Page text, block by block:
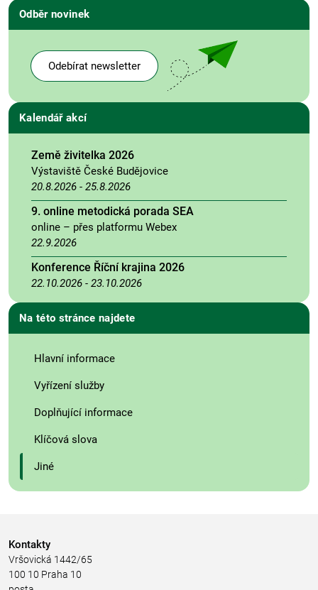
Odběr novinek
Odebírat newsletter
Kalendář akcí
Země živitelka 2026
Výstaviště České Budějovice
20.8.2026 - 25.8.2026
9. online metodická porada SEA
online – přes platformu Webex
22.9.2026
Konference Říční krajina 2026
22.10.2026 - 23.10.2026
Na této stránce najdete
Hlavní informace
Vyřízení služby
Doplňující informace
Klíčová slova
Jiné
Kontakty
Vršovická 1442/65
100 10 Praha 10